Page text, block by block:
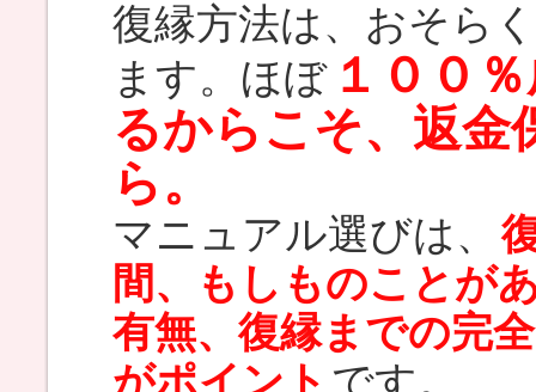
復縁方法は、おそら
ます。ほぼ １００
るからこそ、返金
ら。
マニュアル選びは、
間、もしものことが
有無、復縁までの完
がポイント です。